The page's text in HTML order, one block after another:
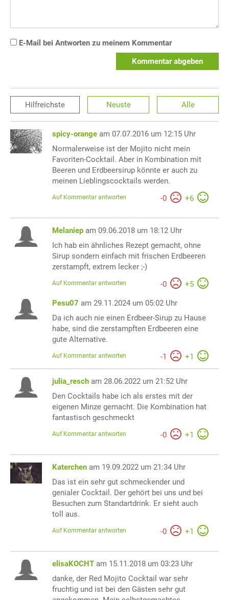
E-Mail bei Antworten zu meinem Kommentar
Kommentar abgeben
Hilfreichste Neuste Alle
spicy-orange am 07.07.2016 um 12:15 Uhr
Normalerweise ist der Mojito nicht mein
Favoriten-Cocktail. Aber in Kombination mit
Beeren und Erdbeersirup könnte er auch zu
meinen Lieblingscocktails werden.
-0 +6
Auf Kommentar antworten
Melaniep am 09.06.2018 um 18:12 Uhr
Ich hab ein ähnliches Rezept gemacht, ohne
Sirup sondern einfach mit frischen Erdbeeren
zerstampft, extrem lecker ;-)
-0 +5
Auf Kommentar antworten
Pesu07 am 29.11.2024 um 05:02 Uhr
Da ich auch nie einen Erdbeer-Sirup zu Hause
habe, sind die zerstampften Erdbeeren eine
gute Alternative.
-1 +1
Auf Kommentar antworten
julia_resch am 28.06.2022 um 21:52 Uhr
Den Cocktails habe ich als erstes mit der
eigenen Minze gemacht. Die Kombination hat
fantastisch geschmeckt
-0 +1
Auf Kommentar antworten
Katerchen am 19.09.2022 um 21:34 Uhr
Das ist ein sehr gut schmeckender und
genialer Cocktail. Der gehört bei uns und bei
Besuchen zum Standartdrink. Er sieht auch
toll aus.
-0 +1
Auf Kommentar antworten
elisaKOCHT am 15.11.2018 um 03:23 Uhr
danke, der Red Mojito Cocktail war sehr
fruchtig und ist bei den Gästen sehr gut